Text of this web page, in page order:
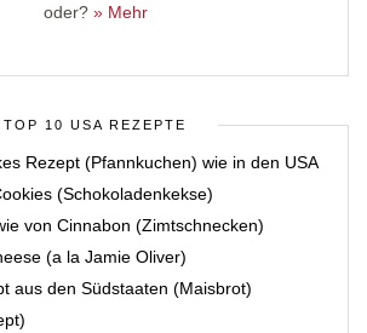
oder? » Mehr
TOP 10 USA REZEPTE
Rezept (Pfannkuchen) wie in den USA
(Schokoladenkekse)
von Cinnabon (Zimtschnecken)
(a la Jamie Oliver)
aus den Südstaaten (Maisbrot)